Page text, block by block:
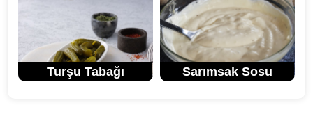
Turşu Tabağı Sarımsak Sosu